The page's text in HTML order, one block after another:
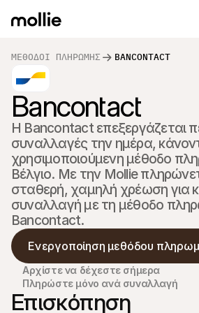
ΜΈΘΟΔΟΙ ΠΛΗΡΩΜΉΣ BANCONTACT
Bancontact
Η Bancontact επεξεργάζεται
συναλλαγές την ημέρα,
χρησιμοποιούμενη μέθοδο
Βέλγιο. Με την Mollie
σταθερή, χαμηλή χρέωση για
συναλλαγή με τη μέθοδο
Bancontact.
Ενεργοποίηση μεθόδου
Αρχίστε να δέχεστε σήμερα
Πληρώστε μόνο ανά συναλλαγή
Επισκόπηση
Αποδεχτείτε
Μάθετε περισσότερα
Συνεργάτες
Για πρακτορεία
Μάθετε για το Πρόγραμμα Συνεργατών